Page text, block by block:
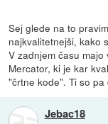
Sej glede na to
najkvalitetnejši, kako
V zadnjem času
Mercator, ki je kar
"črtne kode". Ti so
Jebac18